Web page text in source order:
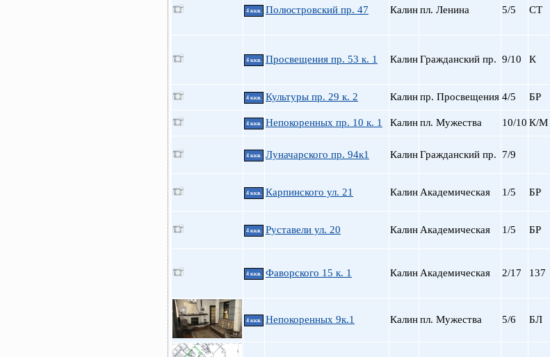
4 ккв. Полюстровский пр. 47 Калинпл. Ленина 5/5 СТ
4 ккв. Просвещения пр. 53 к. 1 КалинГражданский пр. 9/10 К
4 ккв. Культуры пр. 29 к. 2 Калинпр. Просвещения 4/5 БР
4 ккв. Непокоренных пр. 10 к. 1 Калинпл. Мужества 10/10 К/М
4 ккв. Луначарского пр. 94к1 КалинГражданский пр. 7/9
4 ккв. Карпинского ул. 21 Калин Академическая 1/5 БР
4 ккв. Руставели ул. 20 Калин Академическая 1/5 БР
4 ккв. Фаворского 15 к. 1 Калин Академическая 2/17 137
4 ккв. Непокоренных 9к.1 Калинпл. Мужества 5/6 БЛ